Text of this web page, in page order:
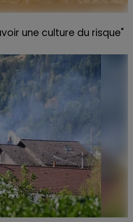
une culture du risque"